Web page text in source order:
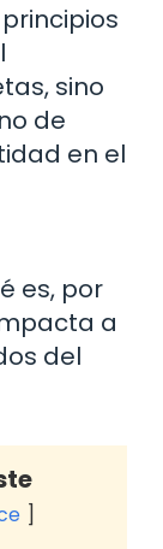
sino
de
en el
es, por
a
del